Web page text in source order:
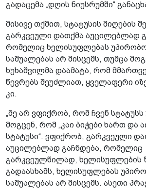
გადაცემა „დღის ნიუსრუმში“
მისივე თქმით, სტატუსის მიღების
გარკვეული დათქმა აუცილებლად
რომელიც ხელისუფლებას უპირობო
საშუალებას არ მისცემს, თუმცა
ხუხაშვილმა დაამატა, რომ
წევრებს შეუძლიათ, ყველაფერი
კი.
„მე არ ვფიქრობ, რომ ჩვენ
მოგცენ, რომ „კაი ბიჭები ხართ და
სტატუსი“. ვფიქრობ, გარკვეული
აუცილებლად გაჩნდება, რომელიც
გარკვეულწილად, ხელისუფლების
გადაასხამს, ხელისუფლებას
საშუალებას არ მისცემს. ასეთი